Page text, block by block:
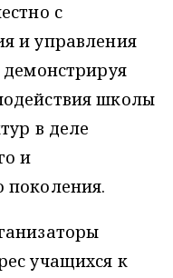
с
и управления
школы
в деле
и
поколения.
учащихся к